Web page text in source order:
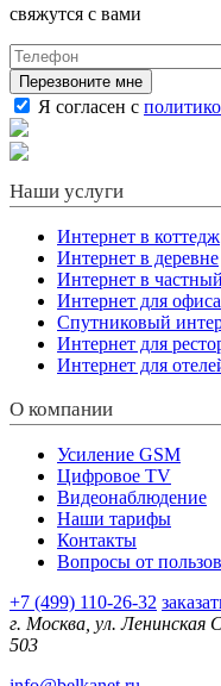
свяжутся с вами
Перезвоните мне
Я согласен с
Наши услуги
Интернет в коттедж
Интернет в деревне
Интернет в
Интернет для офиса
Спутниковый
Интернет для
Интернет для
О компании
Усиление GSM
Цифровое TV
Видеонаблюдение
Наши тарифы
Контакты
Вопросы от
+7 (499) 110-26-32
г. Москва, ул.
503